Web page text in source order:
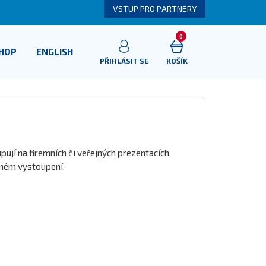
VSTUP PRO PARTNERY
ENGLISH
PŘIHLÁSIT SE
0
KOŠÍK
na firemních či veřejných prezentacích.
vystoupení.